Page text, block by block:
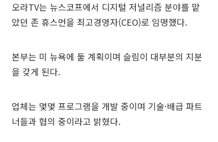
오라TV는 뉴스코프에서 디지털 저널리즘 분야를 맡
았던 존 휴스먼을 최고경영자(CEO)로 임명했다.
본부는 미 뉴욕에 둘 계획이며 슬림이 대부분의 지분
을 갖게 된다.
업체는 몇몇 프로그램을 개발 중이며 기술·배급 파트
너들과 협의 중이라고 밝혔다.